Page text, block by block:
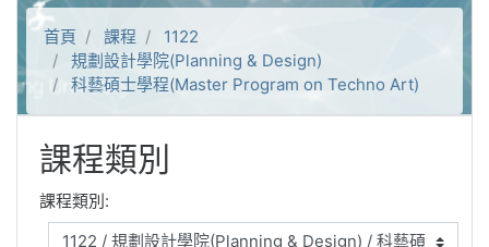
首頁 課程
1122
規劃設計學院(Planning & Design)
科藝碩士學程(Master Program on Techno Art)
課程類別
課程類別: